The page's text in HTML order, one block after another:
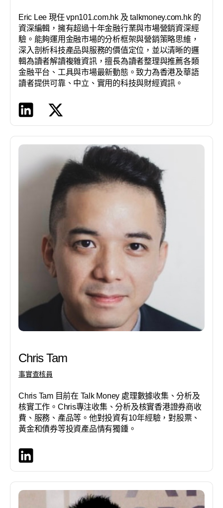
Eric Lee 現任 vpn101.com.hk 及 talkmoney.com.hk 的
資深編輯，擁有超過十年金融行業與市場營銷資深經
驗。能夠運用金融市場的分析框架與營銷策略思維，
深入剖析科技產品與服務的價值定位，並以清晰的邏
輯為讀者解讀複雜資訊，擅長為讀者整理與推薦各類
金融平台、工具與市場最新動態。致力為香港及華語
讀者提供可靠、中立、實用的科技與財經資訊。
Chris Tam
事實查核員
Chris Tam 目前在 Talk Money 處理數據收集、分析及
核實工作。Chris專注收集、分析及核實香港證券商收
費、服務、產品等。他對投資有10年經驗，對股票、
黃金和債券等投資產品情有獨鍾。